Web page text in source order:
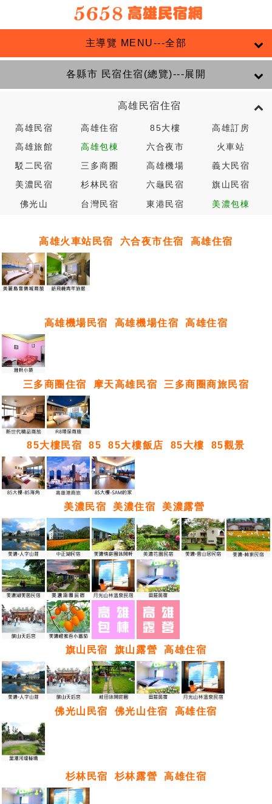
主導覽 MENU---全部
各縣市 民宿住宿(總覽)---展開
高雄民宿住宿
高雄民宿 高雄住宿 85大樓 高雄訂房
高雄旅館 高雄包棟 六合夜市 火車站
駁二民宿 三多商圈 高雄機場 義大民宿
美濃民宿 杉林民宿 六龜民宿 旗山民宿
佛光山 台灣民宿 東港民宿 美濃包棟
高雄火車站民宿 六合夜市住宿 高雄住宿
高雄機場民宿 高雄機場住宿 高雄住宿
三多商圈住宿 摩天高雄民宿 三多商圈商旅民宿
85大樓民宿 85 85大樓飯店 85大樓 85觀景
美濃民宿 美濃住宿 美濃露營
旗山民宿 旗山露營 高雄住宿
佛光山民宿 佛光山住宿 高雄住宿
杉林民宿 杉林露營 高雄住宿